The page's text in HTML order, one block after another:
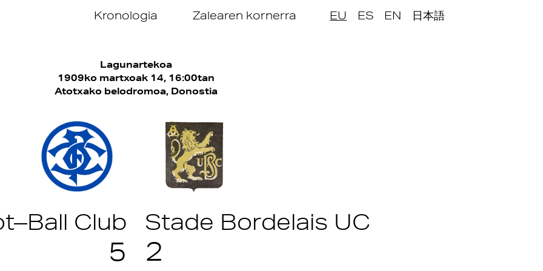
Kronologia Zalearen kornerra EU ES EN 日本語
Lagunartekoa
1909ko martxoak 14, 16:00tan
Atotxako belodromoa, Donostia
Club
5
Stade Bordelais UC
2